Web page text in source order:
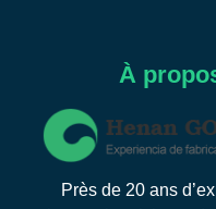
À
Près de 20 ans